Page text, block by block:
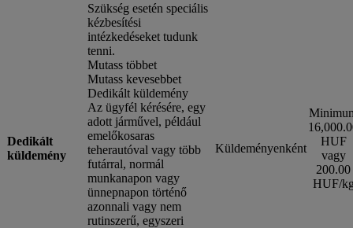
Dedikált
küldemény
Szükség esetén speciális
kézbesítési
intézkedéseket tudunk
tenni.
Mutass többet
Mutass kevesebbet
Dedikált küldemény
Az ügyfél kérésére, egy
adott járművel, például
emelőkosaras
teherautóval vagy több
futárral, normál
munkanapon vagy
ünnepnapon történő
azonnali vagy nem
rutinszerű, egyszeri
Küldeményenként
HUF
vagy
200.00
HUF/